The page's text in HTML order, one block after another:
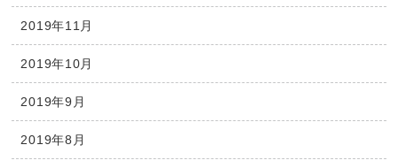
2019年11月
2019年10月
2019年9月
2019年8月